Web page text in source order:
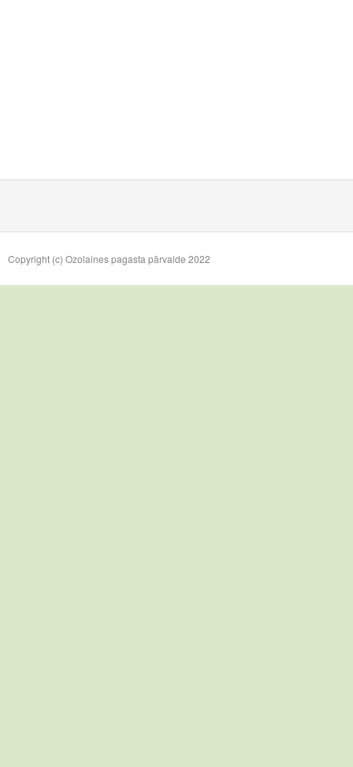
Copyright (c) Ozolaines pagasta pārvalde 2022